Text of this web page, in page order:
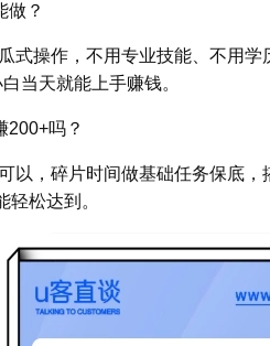
做？
式操作，不用专业技能、不用
当天就能上手赚钱。
200+吗？
以，碎片时间做基础任务保底
松达到。